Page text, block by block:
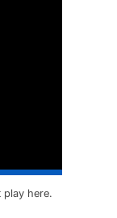
play here.